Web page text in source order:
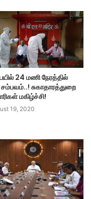
24 மணி நேரத்தில்
சுகாதாரத்துறை
மகிழ்ச்சி!
19, 2020